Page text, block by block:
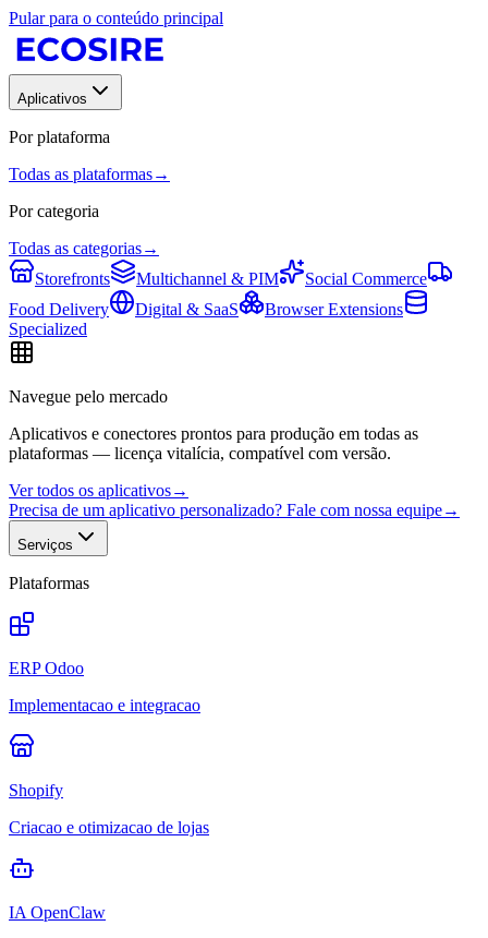
Pular para o conteúdo principal
Aplicativos
Por plataforma
Todas as plataformas→
Por categoria
Todas as categorias→
Storefronts
Multichannel & PIM
Social Commerce
Food Delivery
Digital & SaaS
Browser Extensions
Specialized
Navegue pelo mercado
Aplicativos e conectores prontos para produção em todas as
plataformas — licença vitalícia, compatível com versão.
Ver todos os aplicativos→
Precisa de um aplicativo personalizado? Fale com nossa equipe→
Serviços
Plataformas
ERP Odoo
Implementacao e integracao
Shopify
Criacao e otimizacao de lojas
IA OpenClaw